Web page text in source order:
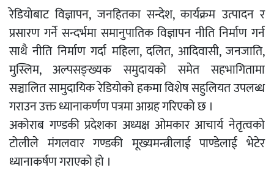
रेडियोबाट विज्ञापन, जनहितका सन्देश, कार्यक्रम उत्पादन र
प्रसारण गर्ने सन्दर्भमा समानुपातिक विज्ञापन नीति निर्माण गर्न
साथै नीति निर्माण गर्दा महिला, दलित, आदिवासी, जनजाति,
मुस्लिम, अल्पसङ्ख्यक समुदायको समेत सहभागितामा
सञ्चालित सामुदायिक रेडियोको हकमा विशेष सहुलियत उपलब्ध
गराउन उक्त ध्यानाकर्णण पत्रमा आग्रह गरिएको छ ।
अकोराब गण्डकी प्रदेशका अध्यक्ष ओमकार आचार्य नेतृत्वको
टोलीले मंगलवार गण्डकी मूख्यमन्त्रीलाई पाण्डेलाई भेटेर
ध्यानाकर्षण गराएको हो ।